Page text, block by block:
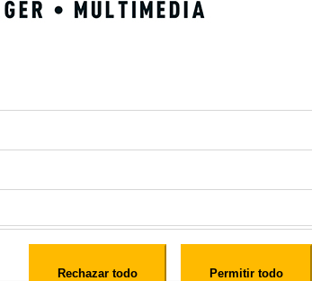
Coche SP3
Rechazar todo Permitir todo